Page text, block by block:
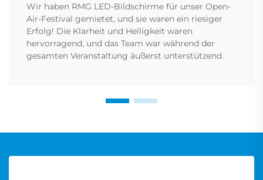
Wir haben RMG LED-Bildschirme für unser Open-
Air-Festival gemietet, und sie waren ein riesiger
Erfolg! Die Klarheit und Helligkeit waren
hervorragend, und das Team war während der
gesamten Veranstaltung äußerst unterstützend.